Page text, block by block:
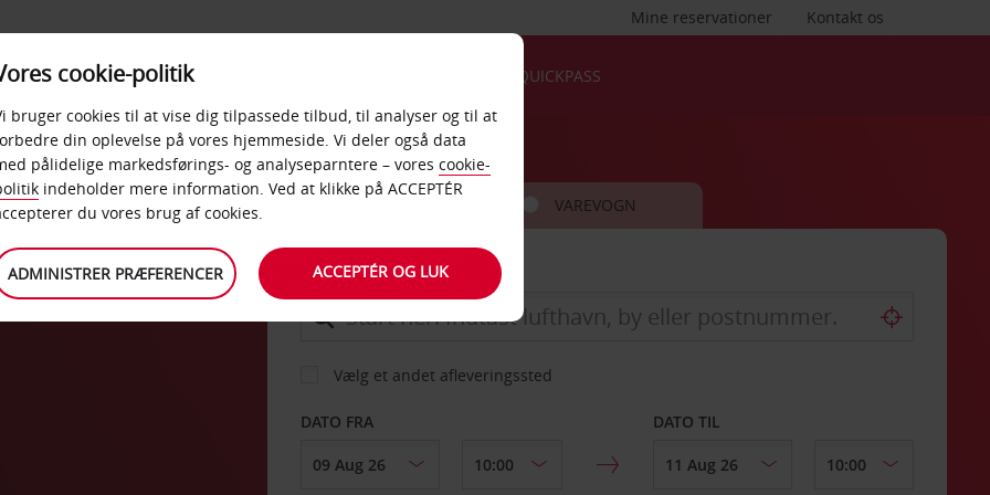
Kontakt os
Mine reservationer
PRODUKTER &
KONTORER
QUICKPASS
BIL VAREVOGN
AFHENT FRA
Vælg et andet afleveringssted
DATO FRA DATO TIL
cookie-politik
bruger cookies til at vise dig tilpassede tilbud, til analyser og til at
din oplevelse på vores hjemmeside. Vi deler også data
pålidelige markedsførings- og analyseparntere – vores cookie-
indeholder mere information. Ved at klikke på ACCEPTÉR
du vores brug af cookies.
ADMINISTRER PRÆFERENCER ACCEPTÉR OG LUK